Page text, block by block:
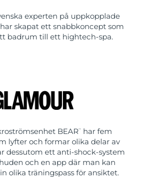
experten på uppkopplade
skapat ett snabbkoncept som
badrum till ett hightech-spa.
BEAR™
har fem
lyfter och formar olika delar av
dessutom ett anti-shock-system
och en app där man kan
olika träningspass för ansiktet.